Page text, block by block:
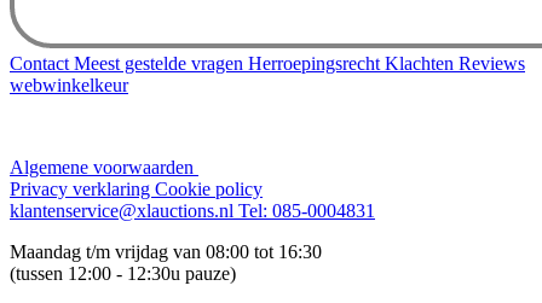
Contact Meest gestelde vragen Herroepingsrecht Klachten Reviews
webwinkelkeur
Algemene voorwaarden
Privacy verklaring Cookie policy
klantenservice@xlauctions.nl Tel: 085-0004831
Maandag t/m vrijdag van 08:00 tot 16:30
(tussen 12:00 - 12:30u pauze)